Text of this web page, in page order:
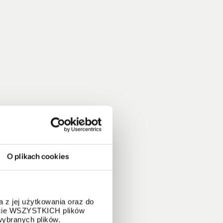
O plikach cookies
z jej użytkowania oraz do
WSZYSTKICH plików
plików.